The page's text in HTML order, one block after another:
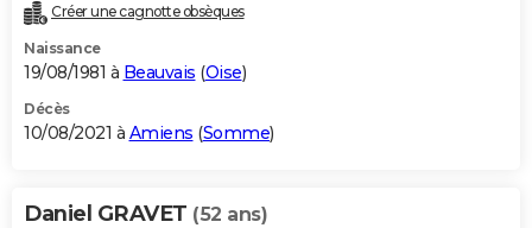
Créer une cagnotte obsèques
Naissance
19/08/1981 à Beauvais (Oise)
Décès
10/08/2021 à Amiens (Somme)
Daniel GRAVET (52 ans)